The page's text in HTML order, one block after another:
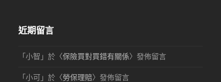
近期留言
「小智 」於〈保險買對買錯有關係〉發佈留言
「小可 」於〈勞保理賠〉發佈留言